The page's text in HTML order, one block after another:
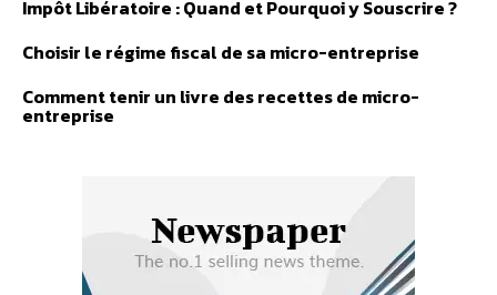
Impôt Libératoire : Quand et Pourquoi y Souscrire ?
Choisir le régime fiscal de sa micro-entreprise
Comment tenir un livre des recettes de micro-
entreprise